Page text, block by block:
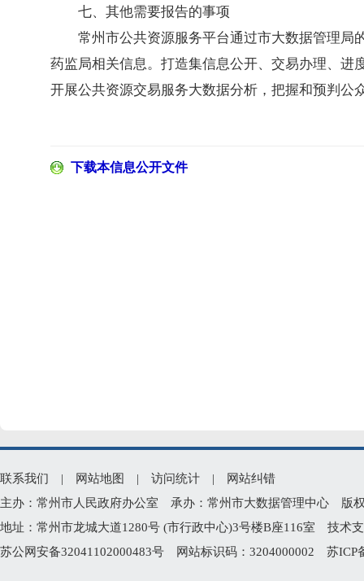
七、其他需要报告的事项
常州市公共资源服务平台通过市大数据管理局
药监局相关信息。打造集信息公开、交易办理、
开展公共资源交易服务大数据分析，把握和预判
下载本信息公开文件
联系我们 | 网站地图 | 访问统计 |
网站纠错
主办：常州市人民政府办公室 承办：常州市大数据管理中心 版
地址：常州市龙城大道1280号 (市行政中心)3号楼B座116室 技术
苏公网安备32041102000483号 网站标识码：3204000002 苏ICP